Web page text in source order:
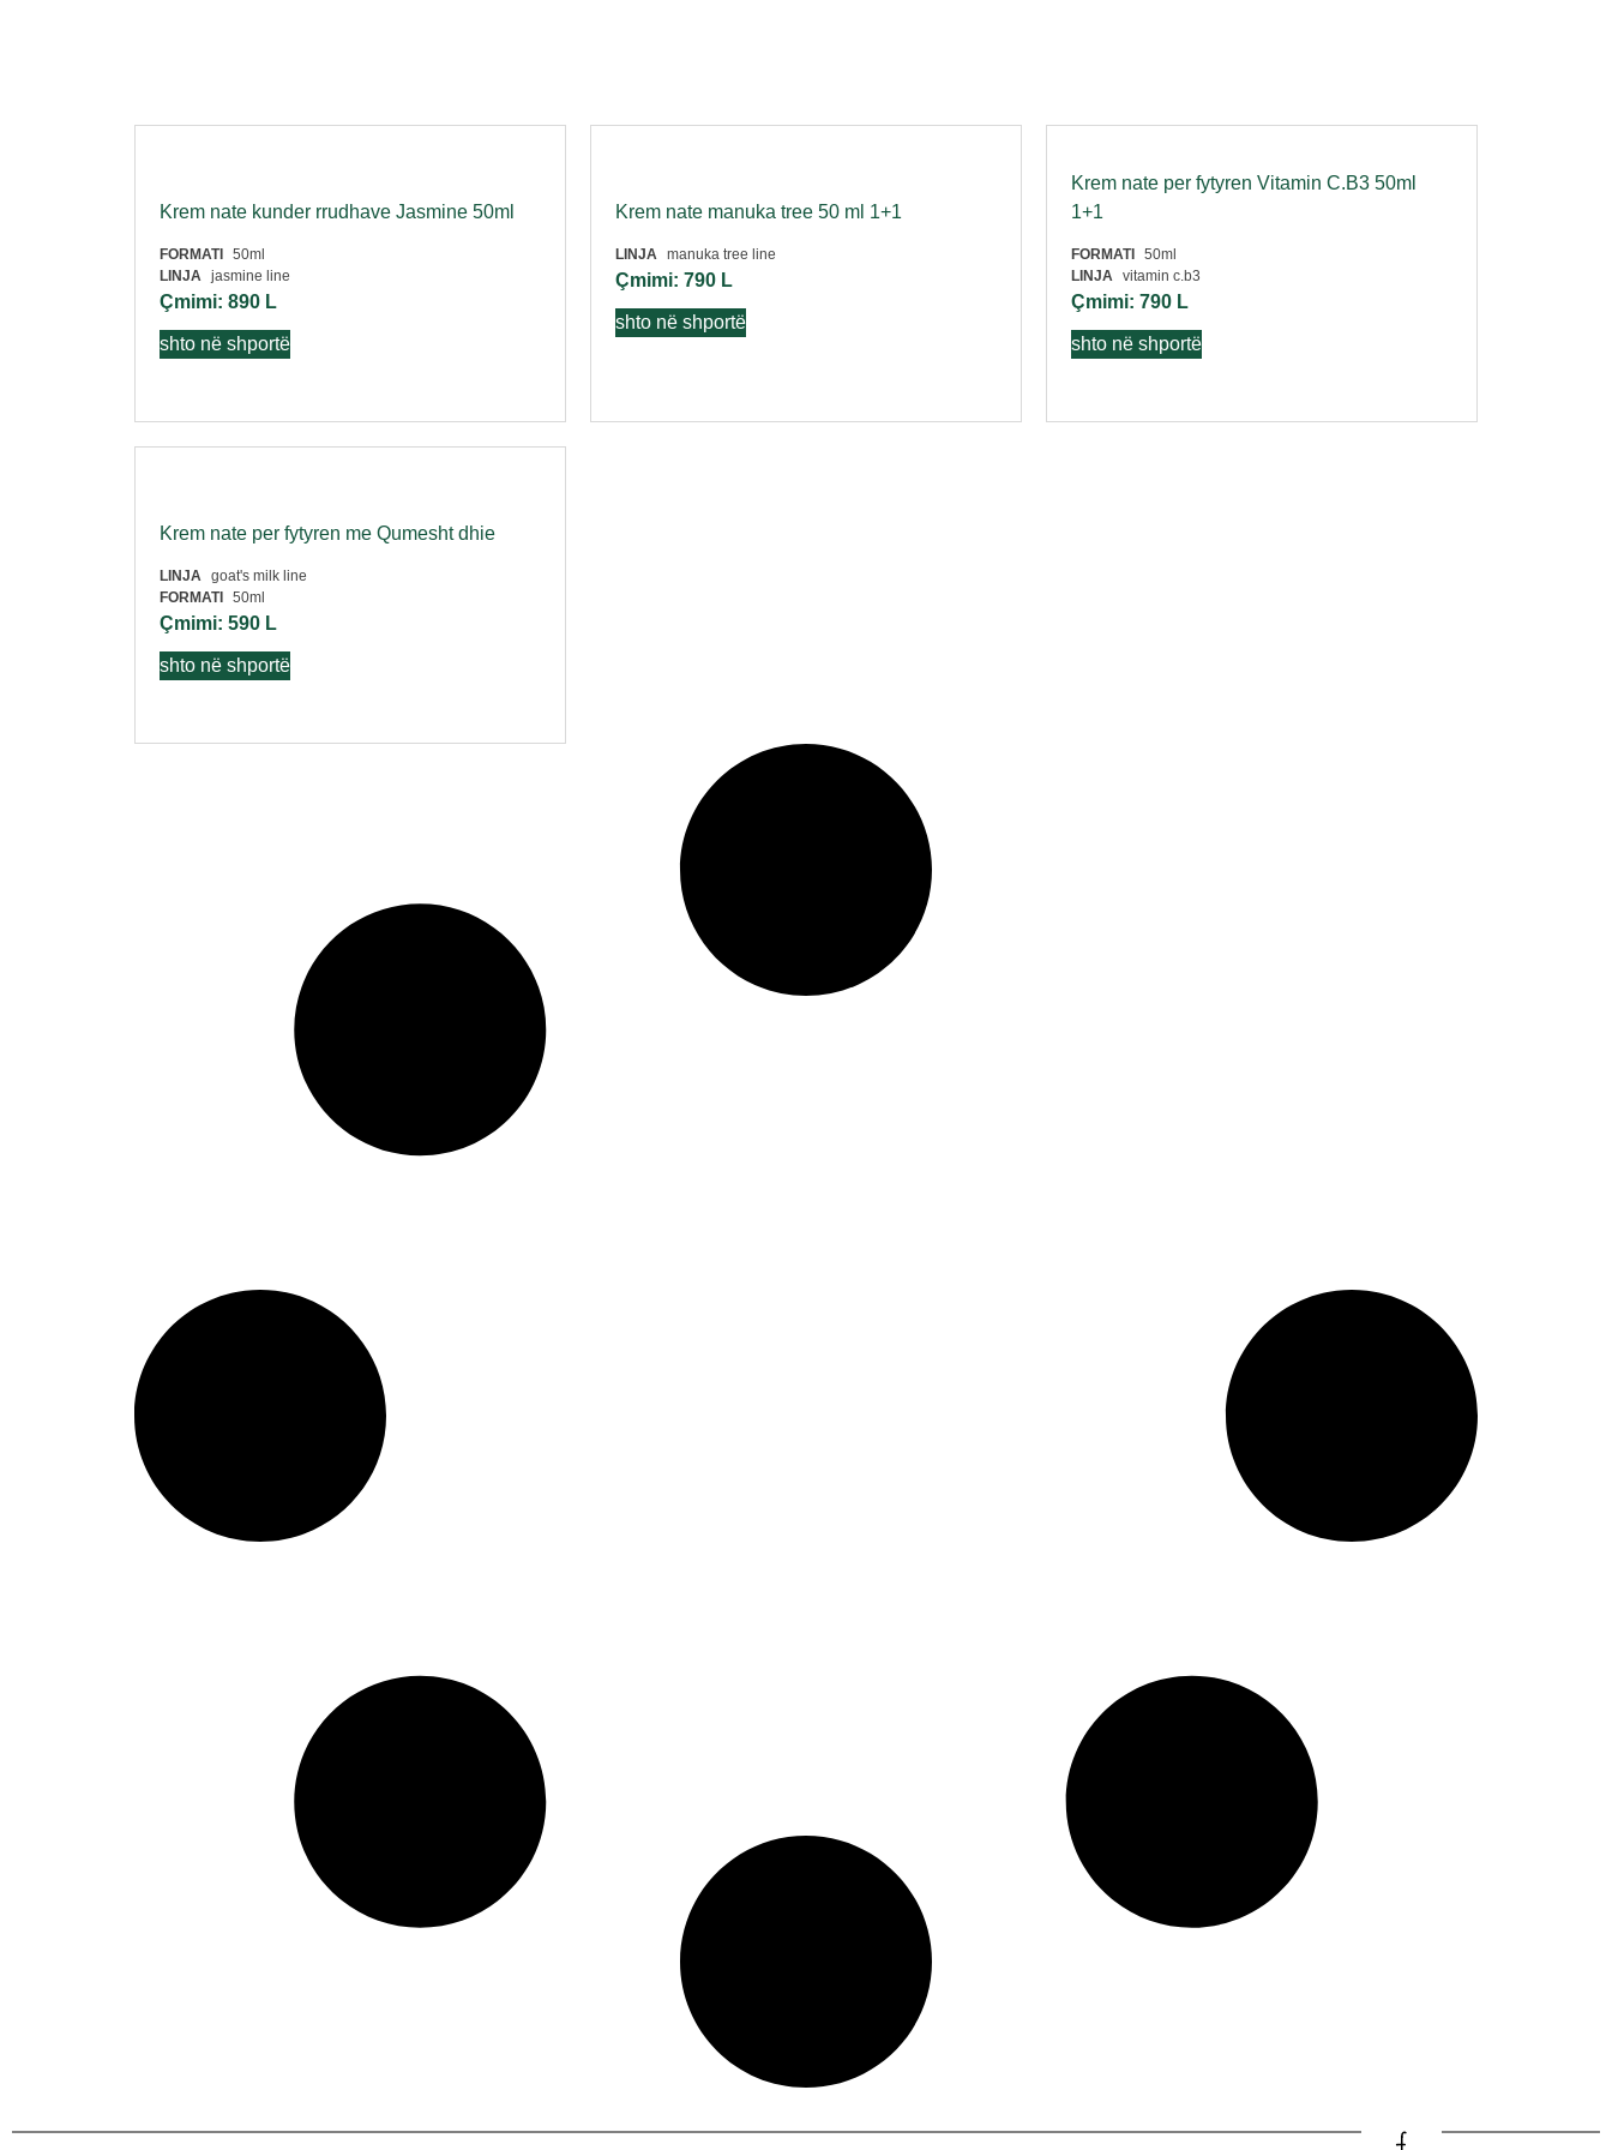
Krem nate kunder rrudhave Jasmine 50ml
FORMATI
50ml
LINJA jasmine line
Çmimi: 890 L
shto në shportë
Krem nate manuka tree 50 ml 1+1
LINJA manuka tree line
Çmimi: 790 L
shto në shportë
Krem nate per fytyren Vitamin C.B3 50ml
1+1
FORMATI
50ml
LINJA vitamin c.b3
Çmimi: 790 L
shto në shportë
Krem nate per fytyren me Qumesht dhie
LINJA goat's milk line
FORMATI
50ml
Çmimi: 590 L
shto në shportë